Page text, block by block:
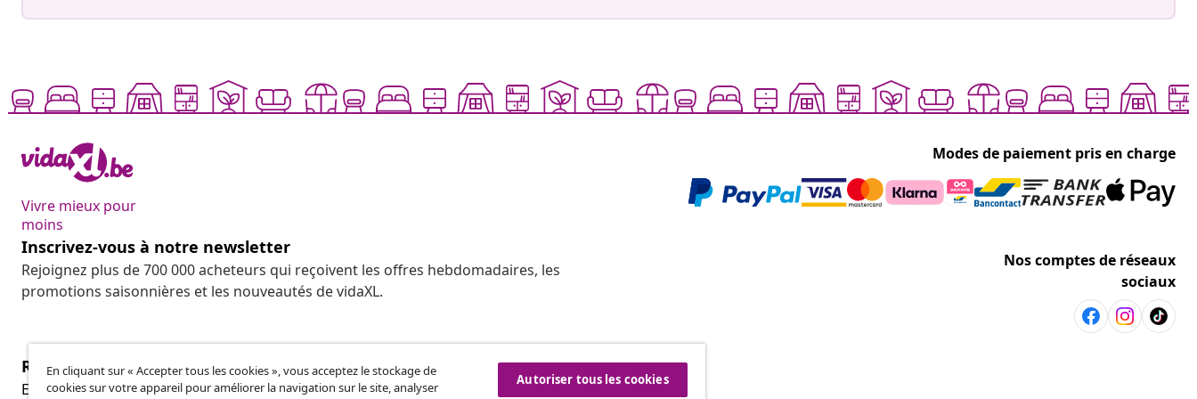
Vivre mieux pour
moins
Modes de paiement pris en charge
Inscrivez-vous à notre newsletter
Rejoignez plus de 700 000 acheteurs qui reçoivent les offres hebdomadaires, les
promotions saisonnières et les nouveautés de vidaXL.
Nos comptes de réseaux
sociaux
Résilier le contrat
Envoyez une demande de rétractation concernant votre commande.
Résilier le contrat
En cliquant sur « Accepter tous les cookies », vous acceptez le stockage de
cookies sur votre appareil pour améliorer la navigation sur le site, analyser
Autoriser tous les cookies